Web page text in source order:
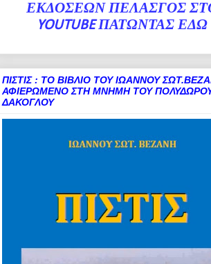
ΕΚΔΟΣΕΩΝ ΠΕΛΑΣΓΟΣ
YOUTUBEΠΑΤΩΝΤΑΣ ΕΔΩ
ΠΙΣΤΙΣ : ΤΟ ΒΙΒΛΙΟ ΤΟΥ ΙΩΑΝΝΟΥ
ΑΦΙΕΡΩΜΕΝΟ ΣΤΗ ΜΝΗΜΗ ΤΟΥ
ΔΑΚΟΓΛΟΥ